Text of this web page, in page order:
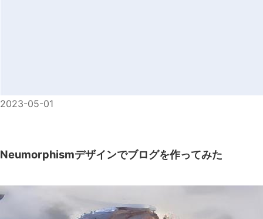
2023-05-01
Neumorphismデザインでブログを作ってみた